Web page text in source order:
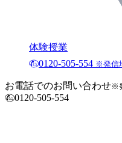
体験授業
0120-505-554 ※発信
お電話でのお問い合わせ※
0120-505-554